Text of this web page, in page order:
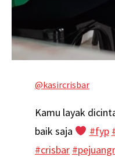
@kasircrisbar
Kamu layak
baik saja
#fyp
#crisbar